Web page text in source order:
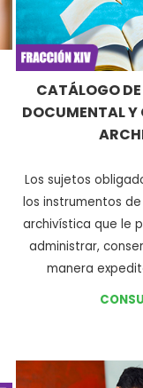
CATÁLOGO
DOCUMENTAL Y
Los sujetos
los instrumentos
archivística que le
administrar,
manera